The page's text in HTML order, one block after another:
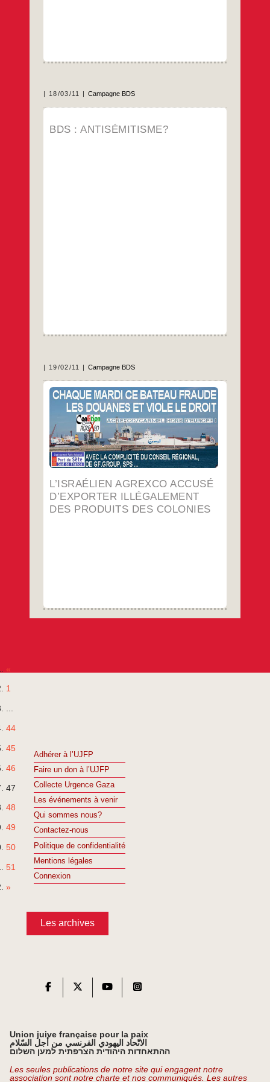
18/03/11 Campagne BDS
BDS : ANTISÉMITISME?
Récemment, des organisations juives
américaines opposées à la Campagne
19/02/11 Campagne BDS
L’ISRAÉLIEN AGREXCO ACCUSÉ
D’EXPORTER ILLÉGALEMENT
DES PRODUITS DES COLONIES
PARIS, 18 fév 2011 (AFP) – Des
associations françaises ont accusé vendredi,
constat d’huissier à l’appui, le groupe
Agrexco-Carmel, principal exportateur
israélien de fruits et légumes, d’exporter
illégalement des produits issus des colonies
dans les territoires palestiniens.
…
«
1
...
44
45
46
47
48
49
50
51
»
Adhérer à l’UJFP
Faire un don à l’UJFP
Collecte Urgence Gaza
Les événements à venir
Qui sommes nous?
Contactez-nous
Politique de confidentialité
Mentions légales
Connexion
Les archives
Union juive française pour la paix
الاتّحاد اليهودي الفرنسي من أجل السّلام
ההתאחדות היהודית הצרפתית למען השלום
Les seules publications de notre site qui engagent notre
association sont notre charte et nos communiqués. Les autres